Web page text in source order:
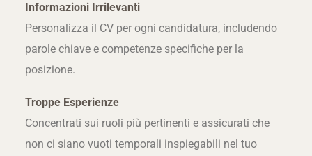
Informazioni Irrilevanti
Personalizza il CV per ogni candidatura, includendo
parole chiave e competenze specifiche per la
posizione.
Troppe Esperienze
Concentrati sui ruoli più pertinenti e assicurati che
non ci siano vuoti temporali inspiegabili nel tuo